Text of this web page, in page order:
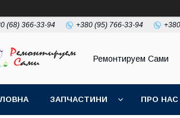
(68) 366-33-94 +380 (95) 766-33-94
Ремонтируем Сами
ЗАПЧАСТИНИ ПРО НАС